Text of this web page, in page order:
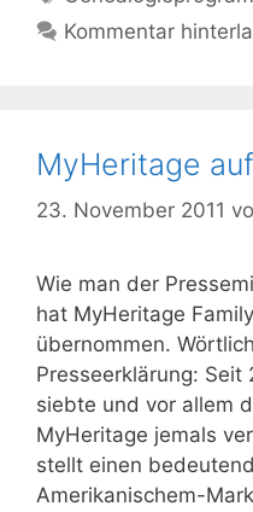
Kommentar
MyHeritage
23. November 2011
Wie man der
hat MyHeritage
übernommen.
Presseerklärung:
siebte und vor allem
MyHeritage jemals
stellt einen
Amerikanischem-